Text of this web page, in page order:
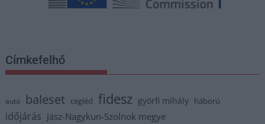
Címkefelhő
autó baleset cegléd fidesz györfi mihály háború
időjárás Jász-Nagykun-Szolnok megye